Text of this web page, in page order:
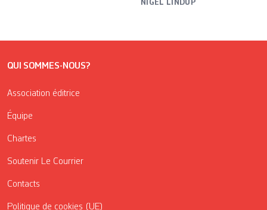
NIGEL LINDUP
QUI SOMMES-NOUS?
Association éditrice
Équipe
Chartes
Soutenir Le Courrier
Contacts
Politique de cookies (UE)